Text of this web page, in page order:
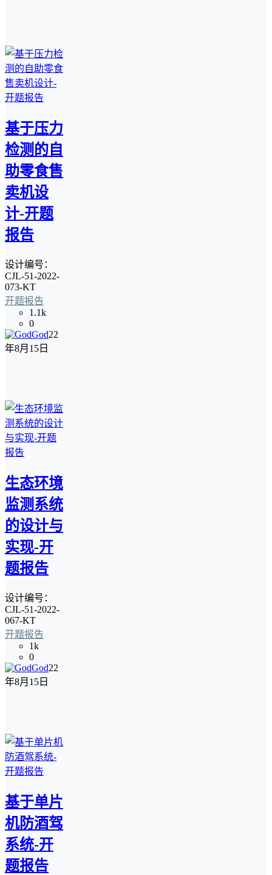
基于压力
检测的自
助零食售
卖机设
计-开题
报告
设计编号：
CJL-51-2022-
073-KT
开题报告
1.1k
0
God22
年8月15日
生态环境
监测系统
的设计与
实现-开
题报告
设计编号：
CJL-51-2022-
067-KT
开题报告
1k
0
God22
年8月15日
基于单片
机防酒驾
系统-开
题报告